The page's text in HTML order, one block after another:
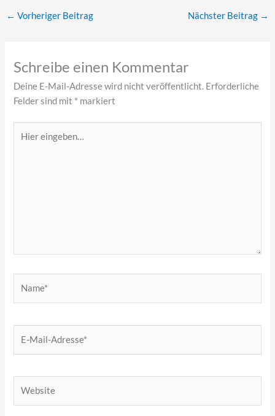
← Vorheriger Beitrag Nächster Beitrag →
Schreibe einen Kommentar
Deine E-Mail-Adresse wird nicht veröffentlicht. Erforderliche
Felder sind mit * markiert
eingeben…
Mail-